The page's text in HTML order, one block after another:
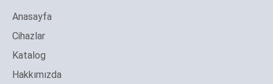
Anasayfa
Cihazlar
Katalog
Hakkımızda